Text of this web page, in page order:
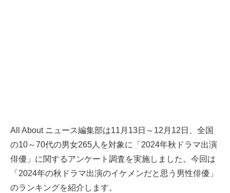
All About ニュース編集部は11月13日～12月12日、全国
の10～70代の男女265人を対象に「2024年秋ドラマ出演
俳優」に関するアンケート調査を実施しました。今回は
「2024年の秋ドラマ出演のイケメンだと思う男性俳優」
のランキングを紹介します。